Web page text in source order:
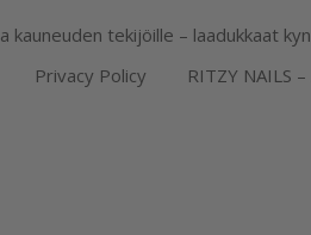
kauneuden tekijöille – laadukkaat
Privacy Policy RITZY NAILS